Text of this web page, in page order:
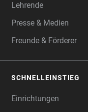
Lehrende
Presse & Medien
Freunde & Förderer
SCHNELLEINSTIEG
Einrichtungen